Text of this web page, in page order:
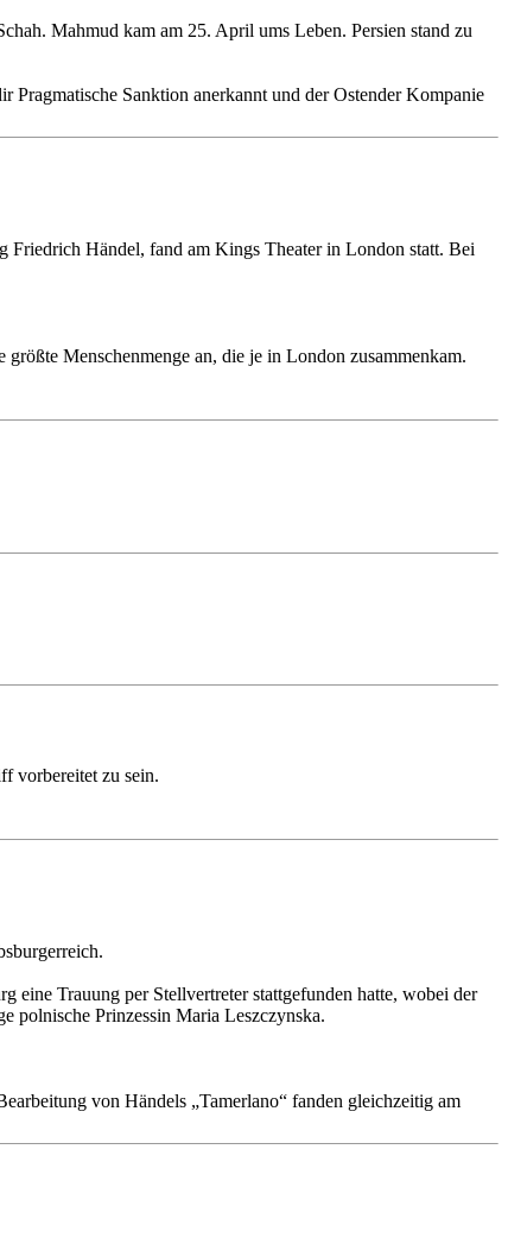
Mahmud kam am 25. April ums Leben. Persien stand zu
Sanktion anerkannt und der Ostender Kompanie
Händel, fand am Kings Theater in London statt. Bei
Menschenmenge an, die je in London zusammenkam.
vorbereitet zu sein.
Trauung per Stellvertreter stattgefunden hatte, wobei der
polnische Prinzessin Maria Leszczynska.
von Händels „Tamerlano“ fanden gleichzeitig am